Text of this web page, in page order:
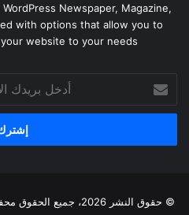
Newspaper, Magazine,
with options that allow you to
website to your needs.
بريدك
الإلكتروني
© حقوق النشر 2026، جميع الحقوق محفوظة |